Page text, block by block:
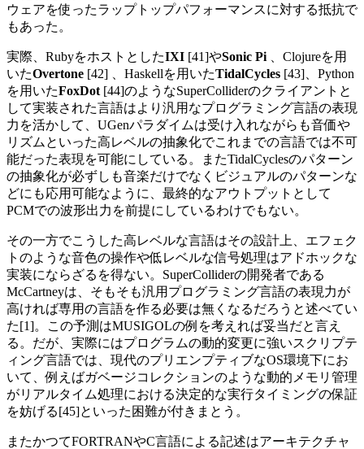
ウェアを使ったラップトップパフォーマンスに対する抵抗で
もあった。
実際、RubyをホストとしたIXI [41]やSonic Pi 、Clojureを用
いたOvertone [42] 、Haskellを用いたTidalCycles [43]、Python
を用いたFoxDot [44]のようなSuperColliderのクライアントと
して実装された言語はより汎用なプログラミング言語の表現
力を活かして、UGenパラダイムは受け入れながらも音価や
リズムといった高レベルの抽象化でこれまでの言語では不可
能だった表現を可能にしている。またTidalCyclesのパターン
の抽象化が必ずしも音楽だけでなくビジュアルのパターンな
どにも応用可能なように、最終的なアウトプットとして
PCMでの波形出力を前提にしているわけでもない。
その一方でこうした高レベルな言語はその設計上、エフェク
トのような音色の操作や低レベルな信号処理はアドホックな
実装にならざるを得ない。SuperColliderの開発者である
McCartneyは、そもそも汎用プログラミング言語の表現力が
高ければ専用の言語を作る必要は無くなるだろうと述べてい
た[1]。この予測はMUSIGOLの例を考えれば妥当だと言え
る。だが、実際にはプログラムの動的変更に強いスクリプテ
ィング言語では、現代のプリエンプティブなOS環境下にお
いて、例えばガベージコレクションのような動的メモリ管理
がリアルタイム処理における決定的な実行タイミングの保証
を妨げる[45]といった困難が付きまとう。
またかつてFORTRANやC言語による記述はアーキテクチャ